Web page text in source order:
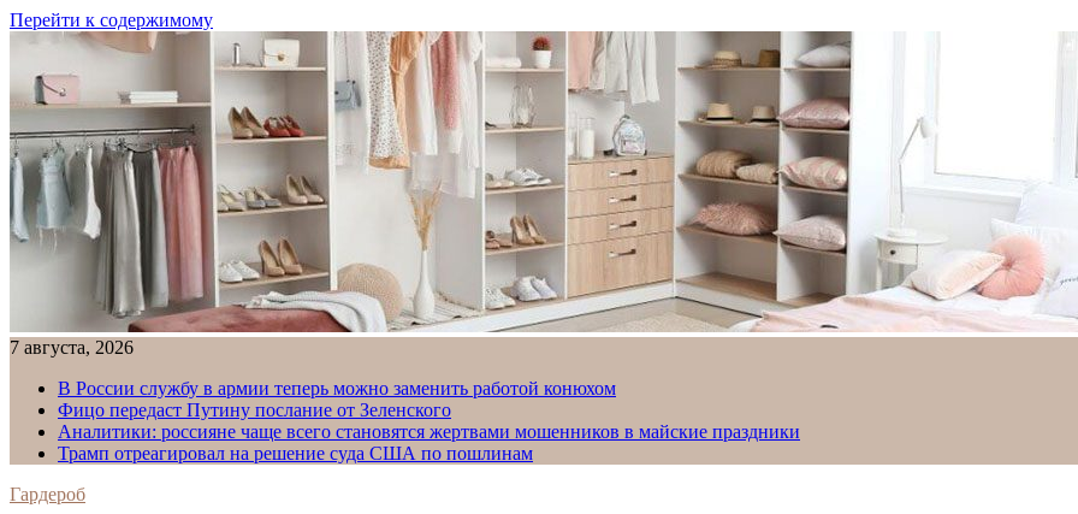
Перейти к содержимому
7 августа, 2026
В России службу в армии теперь можно заменить работой конюхом
Фицо передаст Путину послание от Зеленского
Аналитики: россияне чаще всего становятся жертвами мошенников в майские праздники
Трамп отреагировал на решение суда США по пошлинам
Гардероб